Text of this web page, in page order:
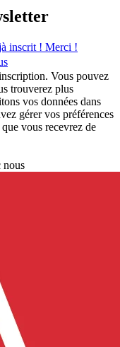
inscrit ! Merci !
Vous pouvez
trouverez plus
vos données dans
gérer vos préférences
vous recevrez de
nous